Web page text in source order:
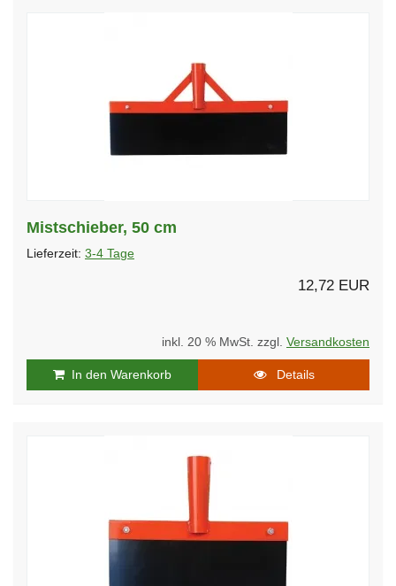
Mistschieber, 50 cm
Lieferzeit: 3-4 Tage
12,72 EUR
inkl. 20 % MwSt. zzgl. Versandkosten
In den Warenkorb Details